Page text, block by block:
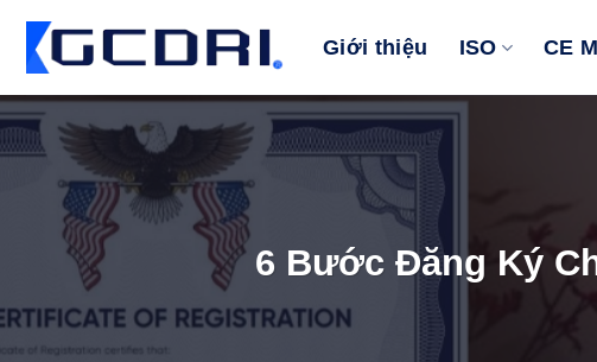
dung
Giới thiệu ISO CE
6 Bước Đăng Ký